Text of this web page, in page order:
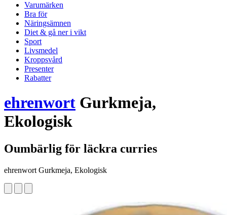
Varumärken
Bra för
Näringsämnen
Diet & gå ner i vikt
Sport
Livsmedel
Kroppsvård
Presenter
Rabatter
ehrenwort Gurkmeja,
Ekologisk
Oumbärlig för läckra curries
ehrenwort Gurkmeja, Ekologisk